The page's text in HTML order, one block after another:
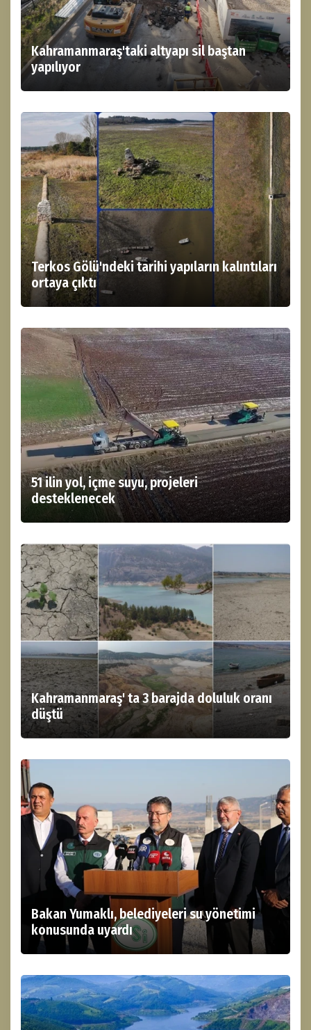
Kahramanmaraş'taki altyapı sil baştan
yapılıyor
Terkos Gölü'ndeki tarihi yapıların kalıntıları
ortaya çıktı
51 ilin yol, içme suyu, projeleri
desteklenecek
Kahramanmaraş' ta 3 barajda doluluk oranı
düştü
Bakan Yumaklı, belediyeleri su yönetimi
konusunda uyardı